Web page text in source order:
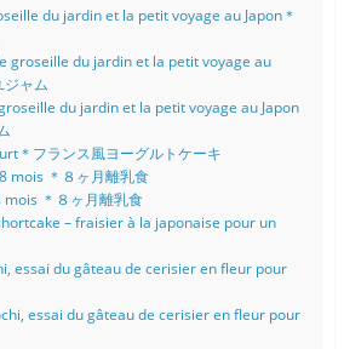
du jardin et la petit voyage au Japon＊
groseille du jardin et la petit voyage au
ジャム
du jardin et la petit voyage au Japon
＊フランス風ヨーグルトケーキ
mois ＊８ヶ月離乳食
mois ＊８ヶ月離乳食
– fraisier à la japonaise pour un
essai du gâteau de cerisier en fleur pour
essai du gâteau de cerisier en fleur pour